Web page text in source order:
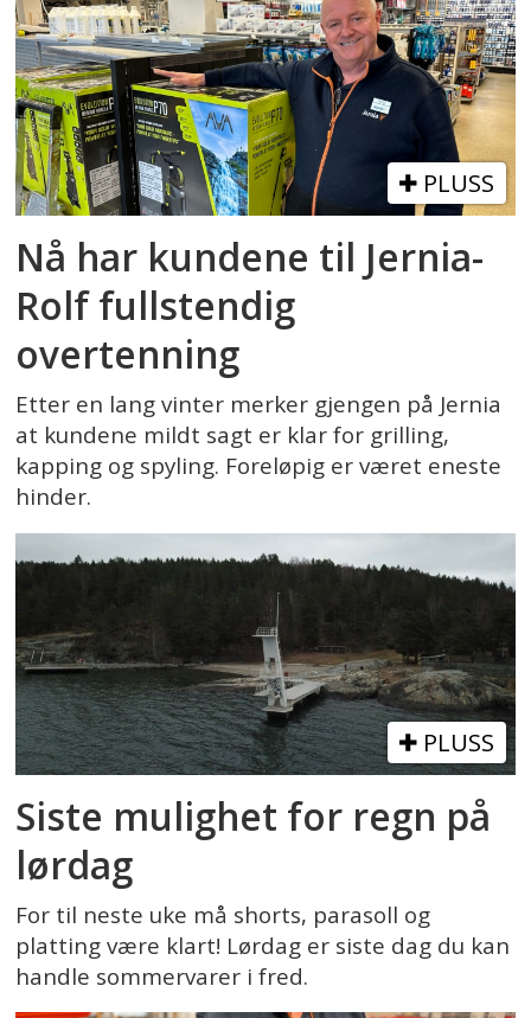
PLUSS
Nå har kundene til Jernia-
Rolf fullstendig
overtenning
Etter en lang vinter merker gjengen på Jernia
at kundene mildt sagt er klar for grilling,
kapping og spyling. Foreløpig er været eneste
hinder.
PLUSS
Siste mulighet for regn på
lørdag
For til neste uke må shorts, parasoll og
platting være klart! Lørdag er siste dag du kan
handle sommervarer i fred.